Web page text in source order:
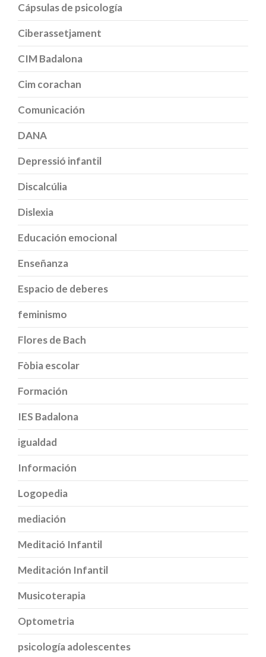
Cápsulas de psicología
Ciberassetjament
CIM Badalona
Cim corachan
Comunicación
DANA
Depressió infantil
Discalcúlia
Dislexia
Educación emocional
Enseñanza
Espacio de deberes
feminismo
Flores de Bach
Fòbia escolar
Formación
IES Badalona
igualdad
Información
Logopedia
mediación
Meditació Infantil
Meditación Infantil
Musicoterapia
Optometria
psicología adolescentes